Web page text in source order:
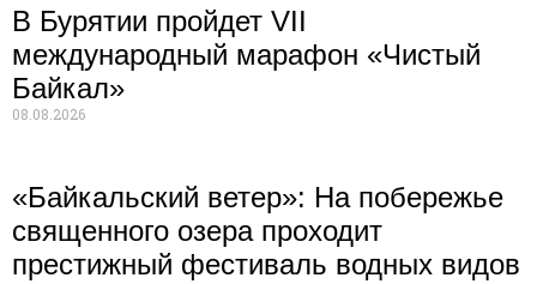
В Бурятии пройдет VII
международный марафон «Чистый
Байкал»
08.08.2026
«Байкальский ветер»: На побережье
священного озера проходит
престижный фестиваль водных видов